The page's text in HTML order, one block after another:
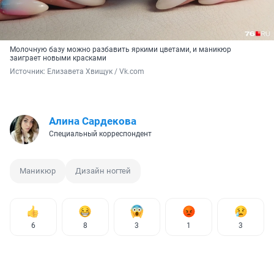
Молочную базу можно разбавить яркими цветами, и маникюр
заиграет новыми красками
Источник: Елизавета Хвищук / Vk.com
Алина Сардекова
Специальный корреспондент
Маникюр Дизайн ногтей
6 8 3 1 3